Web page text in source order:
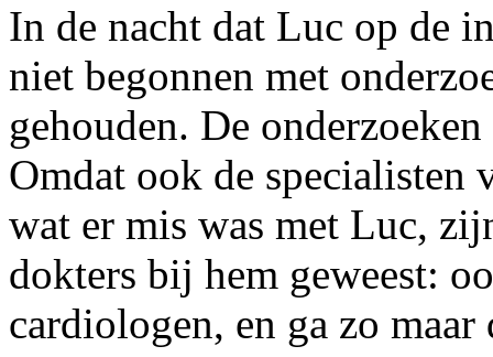
In de nacht dat Luc op de
niet begonnen met
gehouden. De
Omdat ook de specialisten
wat er mis was met Luc,
dokters bij hem geweest:
cardiologen, en ga zo